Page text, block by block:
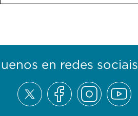
en redes sociais